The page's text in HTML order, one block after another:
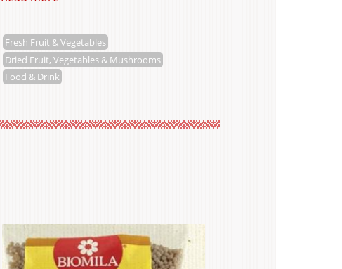
Peter
Fresh Fruit & Vegetables
Dried Fruit, Vegetables & Mushrooms
Food & Drink